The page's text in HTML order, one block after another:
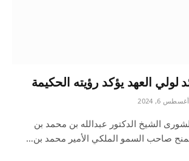
لولي العهد يؤكد رؤيته الحكيمة
أغسطس 6, 2024
الشيخ الدكتور عبدالله بن محمد بن
بمنح صاحب السمو الملكي الأمير محمد بن…